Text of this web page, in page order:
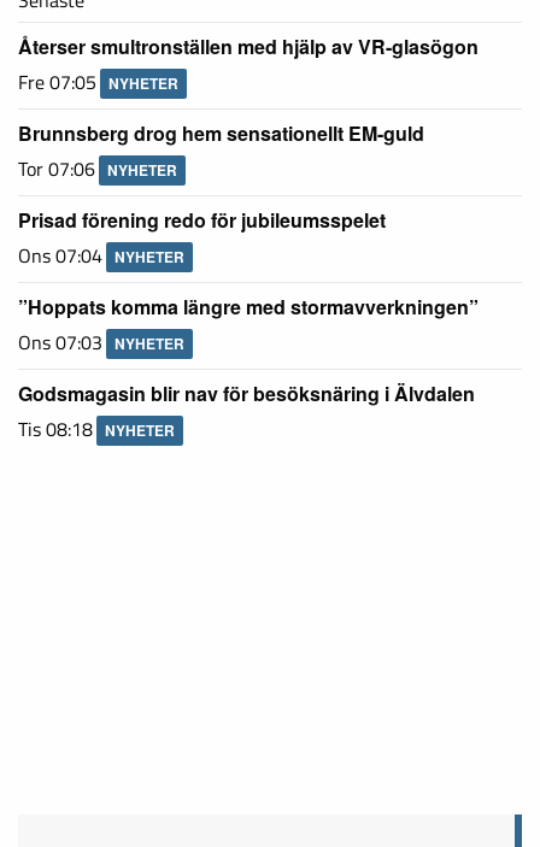
Återser smultronställen med hjälp av VR-glasögon
Fre 07:05 NYHETER
Brunnsberg drog hem sensationellt EM-guld
Tor 07:06 NYHETER
Prisad förening redo för jubileumsspelet
Ons 07:04 NYHETER
”Hoppats komma längre med stormavverkningen”
Ons 07:03 NYHETER
Godsmagasin blir nav för besöksnäring i Älvdalen
Tis 08:18 NYHETER